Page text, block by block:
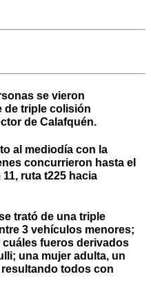
se vieron
de triple colisión
de Calafquén.
al mediodía con la
concurrieron hasta el
ruta t225 hacia
trató de una triple
3 vehículos menores;
fueros derivados
una mujer adulta, un
todos con